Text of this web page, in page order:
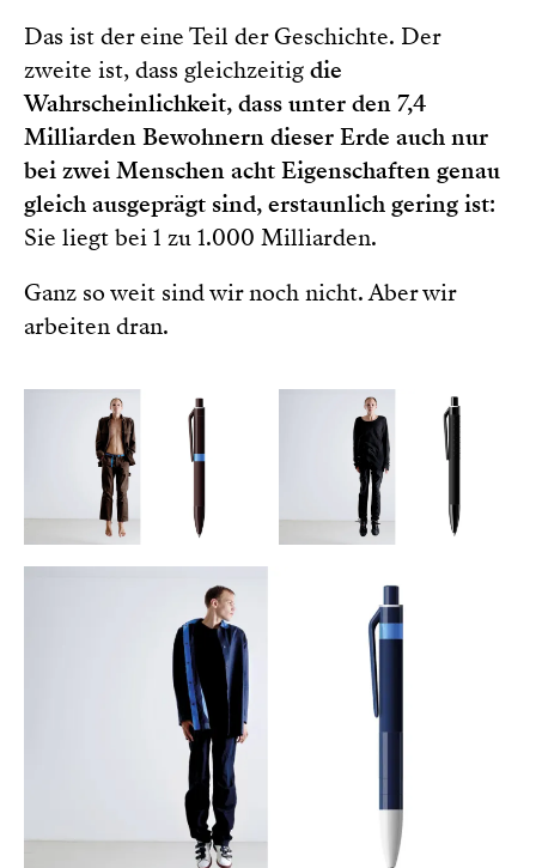
Das ist der eine Teil der Geschichte. Der
zweite ist, dass gleichzeitigdie
Wahrscheinlichkeit, dass unter den 7,4
Milliarden Bewohnern dieser Erde auch nur
bei zwei Menschen acht Eigenschaften genau
gleich ausgeprägt sind, erstaunlich gering ist:
Sie liegt bei 1 zu 1.000 Milliarden.
Ganz so weit sind wir noch nicht. Aber wir
arbeiten dran.